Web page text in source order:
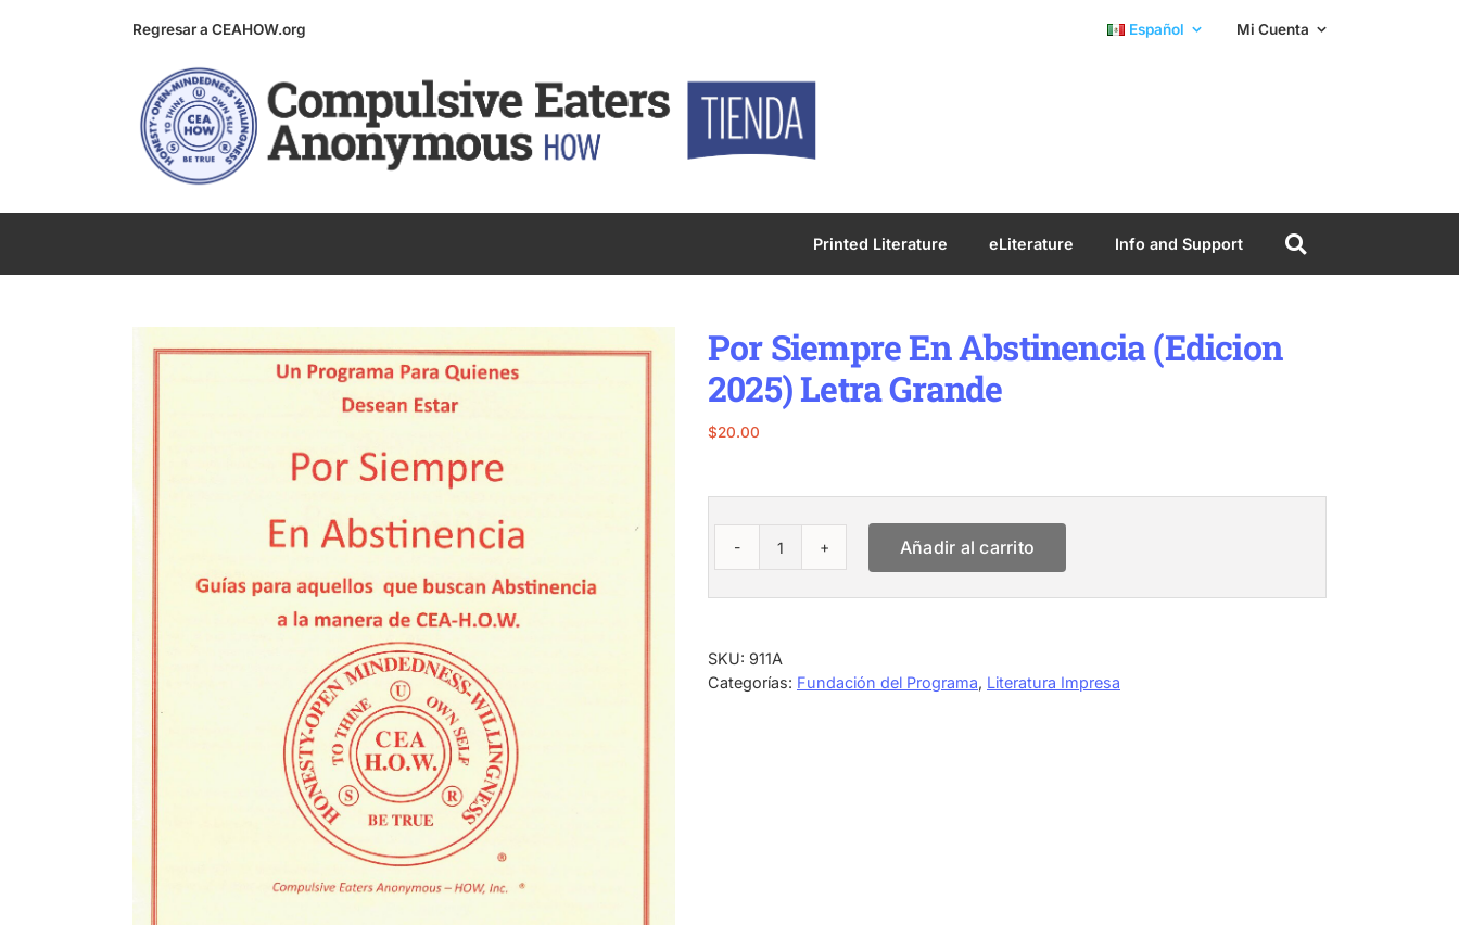
Regresar a CEAHOW.org Español Mi Cuenta
Printed Literature eLiterature Info and Support
Por Siempre En Abstinencia (Edicion
2025) Letra Grande
$20.00
Por
En
(Edicion
2025)
Añadir al carrito
SKU: 911A
Categorías: Fundación del Programa, Literatura Impresa